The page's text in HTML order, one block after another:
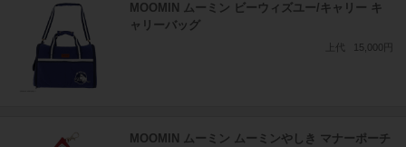
MOOMIN ムーミン ビーウィズユー/キャリー キ
ャリーバッグ
上代 15,000円
MOOMIN ムーミン ムーミンやしき マナーポーチ